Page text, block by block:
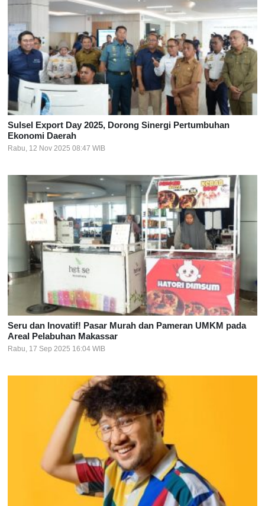
Sulsel Export Day 2025, Dorong Sinergi Pertumbuhan
Ekonomi Daerah
Rabu, 12 Nov 2025 08:47 WIB
Seru dan Inovatif! Pasar Murah dan Pameran UMKM pada
Areal Pelabuhan Makassar
Rabu, 17 Sep 2025 16:04 WIB